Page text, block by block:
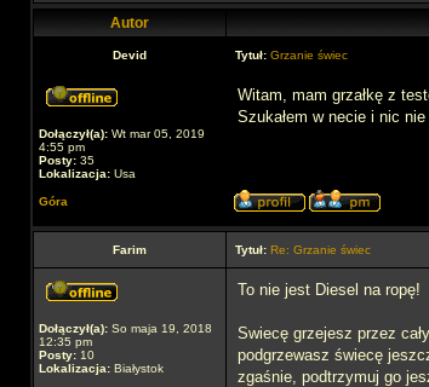
Autor
Devid Tytuł: Grzanie świec
Dołączył(a): Wt mar 05, 2019
4:55 pm
Posty: 35
Lokalizacja: Usa
Witam, mam grzałkę z
Szukałem w necie i nic
Góra
Farim Tytuł: Re: Grzanie świec
Dołączył(a): So maja 19, 2018
12:35 pm
Posty: 10
Lokalizacja: Białystok
To nie jest Diesel na ropę!
Swiecę grzejesz przez
podgrzewasz świecę
zgaśnie, podtrzymuj go